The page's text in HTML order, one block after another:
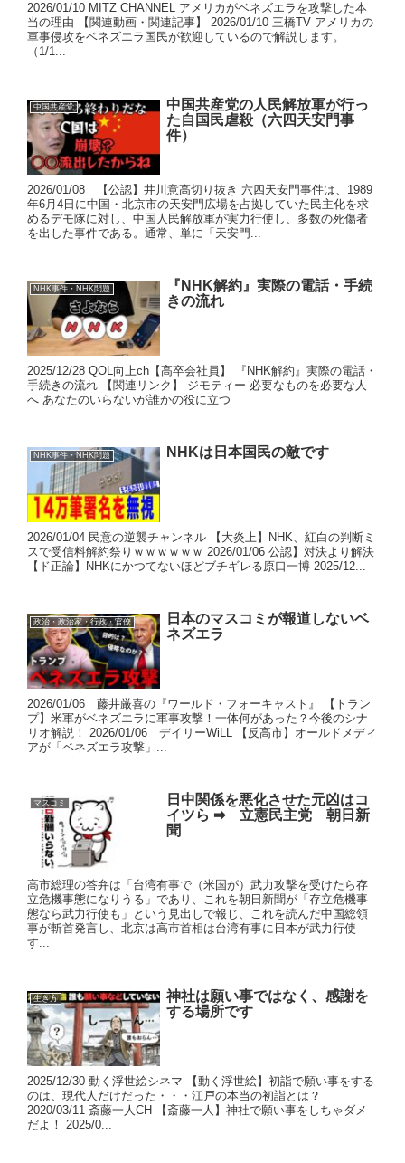
2026/01/10 MITZ CHANNEL アメリカがベネズエラを攻撃した本
当の理由 【関連動画・関連記事】 2026/01/10 三橋TV アメリカの
軍事侵攻をベネズエラ国民が歓迎しているので解説します。
（1/1...
中国共産党
中国共産党の人民解放軍が行っ
た自国民虐殺（六四天安門事
件）
2026/01/08 【公認】井川意高切り抜き 六四天安門事件は、1989
年6月4日に中国・北京市の天安門広場を占拠していた民主化を求
めるデモ隊に対し、中国人民解放軍が実力行使し、多数の死傷者
を出した事件である。通常、単に「天安門...
NHK事件・NHK問題
『NHK解約』実際の電話・手続
きの流れ
2025/12/28 QOL向上ch【高卒会社員】 『NHK解約』実際の電話・
手続きの流れ 【関連リンク】 ジモティー 必要なものを必要な人
へ あなたのいらないが誰かの役に立つ
NHK事件・NHK問題 NHKは日本国民の敵です
2026/01/04 民意の逆襲チャンネル 【大炎上】NHK、紅白の判断ミ
スで受信料解約祭りｗｗｗｗｗｗ 2026/01/06 公認】対決より解決
【ド正論】NHKにかつてないほどブチギレる原口一博 2025/12...
政治・政治家・行政・官僚
日本のマスコミが報道しないベ
ネズエラ
2026/01/06 藤井厳喜の『ワールド・フォーキャスト』 【トラン
プ】米軍がベネズエラに軍事攻撃！一体何があった？今後のシナ
リオ解説！ 2026/01/06 デイリーWiLL 【反高市】オールドメディ
アが「ベネズエラ攻撃」...
マスコミ
日中関係を悪化させた元凶はコ
イツら ➡ 立憲民主党 朝日新
聞
高市総理の答弁は「台湾有事で（米国が）武力攻撃を受けたら存
立危機事態になりうる」であり、これを朝日新聞が「存立危機事
態なら武力行使も」という見出しで報じ、これを読んだ中国総領
事が斬首発言し、北京は高市首相は台湾有事に日本が武力行使
す...
生き方
神社は願い事ではなく、感謝を
する場所です
2025/12/30 動く浮世絵シネマ 【動く浮世絵】初詣で願い事をする
のは、現代人だけだった・・・江戸の本当の初詣とは？
2020/03/11 斎藤一人CH 【斎藤一人】神社で願い事をしちゃダメ
だよ！ 2025/0...